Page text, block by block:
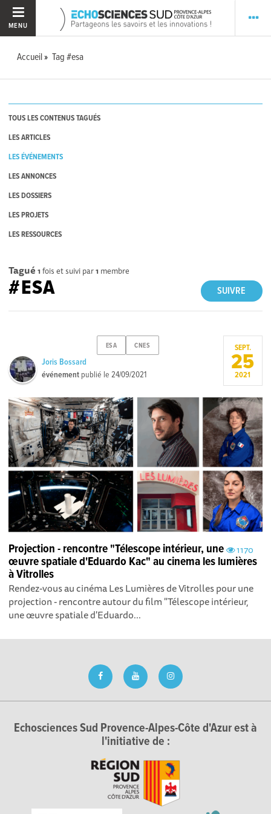
MENU
Accueil Tag #esa
TOUS LES CONTENUS TAGUÉS
LES ARTICLES
LES ÉVÉNEMENTS
LES ANNONCES
LES DOSSIERS
LES PROJETS
LES RESSOURCES
Tagué 1 fois et suivi par1 membre
SUIVRE
#ESA
ESA CNES
Joris Bossard
événement publié le24/09/2021
SEPT.
25
2021
1170
Projection - rencontre "Télescope intérieur, une
œuvre spatiale d'Eduardo Kac" au cinema les lumières
à Vitrolles
Rendez-vous au cinéma Les Lumières de Vitrolles pour une
projection - rencontre autour du film "Télescope intérieur,
une œuvre spatiale d'Eduardo...
Echosciences Sud Provence-Alpes-Côte d'Azur est à
l'initiative de :